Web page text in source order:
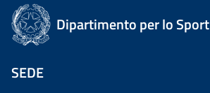
Dipartimento per lo Sport
SEDE